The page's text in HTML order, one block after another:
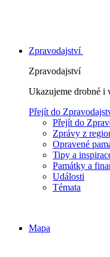
Zpravodajství
Zpravodajství
Ukazujeme drobné i
Přejít do
Přejít do
Zprávy z
Opravené
Tipy a
Památky a
Události
Témata
Mapa